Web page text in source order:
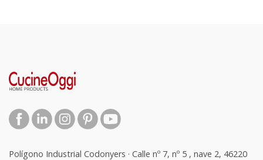
Polígono Industrial Codonyers · Calle nº 7, nº 5 , nave 2, 46220